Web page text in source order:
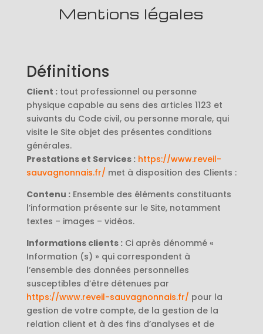
Mentions légales
Définitions
Client :tout professionnel ou personne
physique capable au sens des articles 1123 et
suivants du Code civil, ou personne morale, qui
visite le Site objet des présentes conditions
générales.
Prestations et Services : https://www.reveil-
sauvagnonnais.fr/ met à disposition des Clients :
Contenu :Ensemble des éléments constituants
l’information présente sur le Site, notamment
textes – images – vidéos.
Informations clients :Ci après dénommé «
Information (s) » qui correspondent à
l’ensemble des données personnelles
susceptibles d’être détenues par
https://www.reveil-sauvagnonnais.fr/ pour la
gestion de votre compte, de la gestion de la
relation client et à des fins d’analyses et de